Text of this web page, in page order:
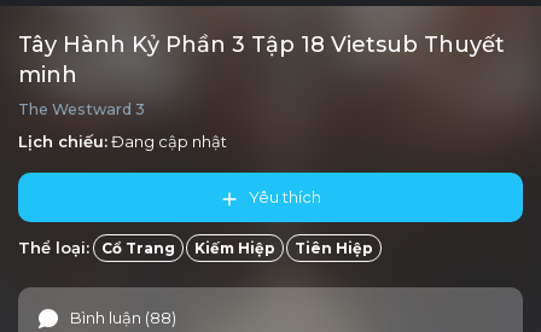
Tây Hành Kỷ Phần 3 Tập 18 Vietsub Thuyết
minh
The Westward 3
Lịch chiếu:Đang cập nhật
Yêu thích
Thể loại: Cổ Trang Kiếm Hiệp Tiên Hiệp
Bình luận (88)